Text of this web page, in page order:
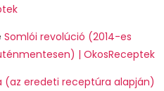
Somlói revolúció (2014-es
| OkosReceptek
(az eredeti receptúra alapján)